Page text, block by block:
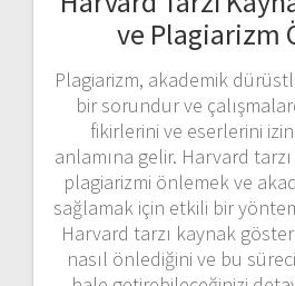
ve Plagiarizm
Plagiarizm, akademik
bir sorundur ve
fikirlerini ve eserlerini
anlamına gelir. Harvard
plagiarizmi önlemek ve
sağlamak için etkili bir
Harvard tarzı kaynak
nasıl önlediğini ve bu